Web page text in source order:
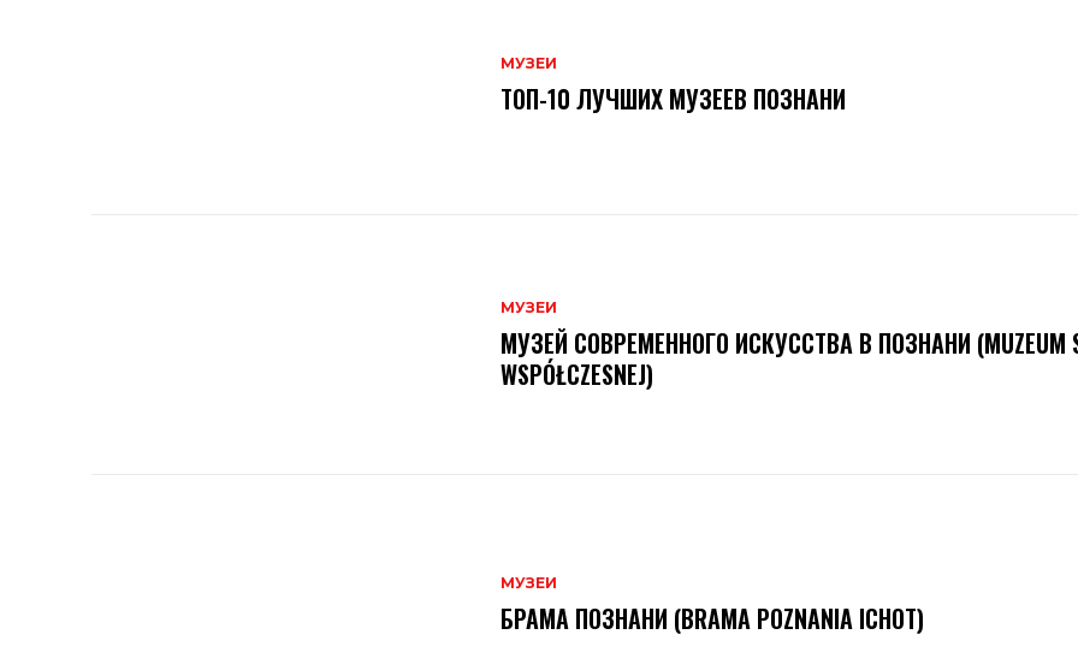
МУЗЕИ
ТОП-10 ЛУЧШИХ МУЗЕЕВ ПОЗНАНИ
МУЗЕИ
МУЗЕЙ СОВРЕМЕННОГО ИСКУССТВА В ПОЗНАНИ (MUZEUM
WSPÓŁCZESNEJ)
МУЗЕИ
БРАМА ПОЗНАНИ (BRAMA POZNANIA ICHOT)